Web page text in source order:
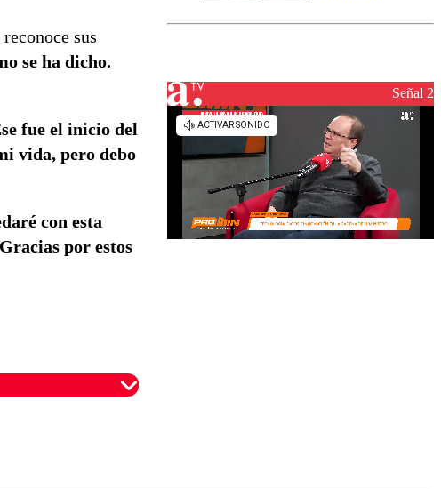
sus
se ha dicho.
fue el inicio del
vida, pero debo
con esta
por estos
activa Alerta
Señal 2